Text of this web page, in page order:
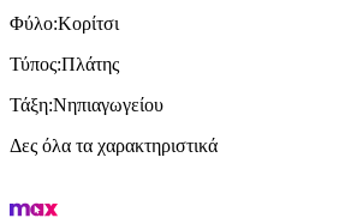
Φύλο:Κορίτσι
Τύπος:Πλάτης
Τάξη:Νηπιαγωγείου
Δες όλα τα χαρακτηριστικά